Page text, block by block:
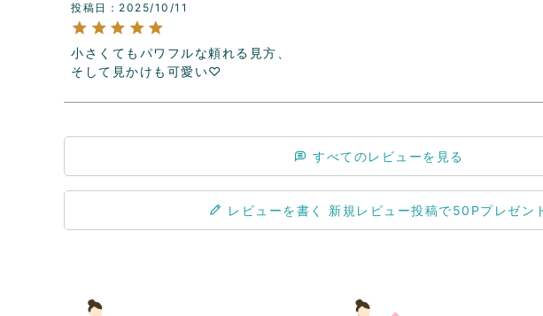
投稿日
2025/10/11
小さくてもパワフルな頼れる見方、
そして見かけも可愛い♡
すべてのレビューを見る
レビューを書く